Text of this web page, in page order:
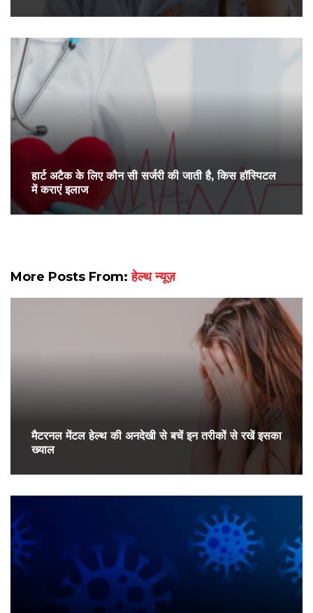
हार्ट अटैक के लिए कौन सी सर्जरी की जाती है, किस हॉस्पिटल
में कराएं इलाज
More Posts From:हेल्थ न्यूज़
मैटरनल मेंटल हेल्थ की अनदेखी से बचें इन तरीकों से रखें इसका
ख्याल